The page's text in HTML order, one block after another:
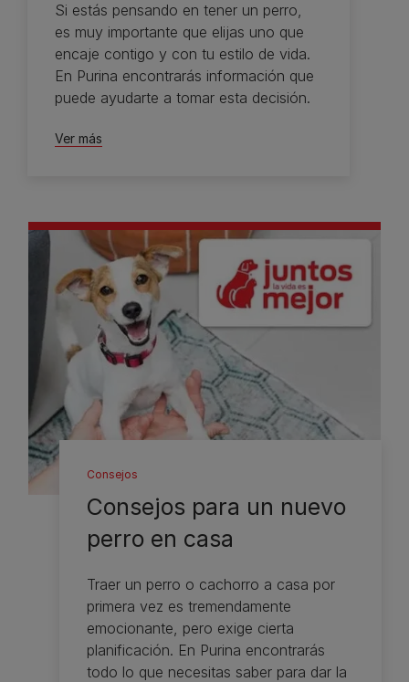
Si estás pensando en tener un perro,
es muy importante que elijas uno que
encaje contigo y con tu estilo de vida.
En Purina encontrarás información que
puede ayudarte a tomar esta decisión.
Ver más
Consejos
Consejos para un nuevo
perro en casa
Traer un perro o cachorro a casa por
primera vez es tremendamente
emocionante, pero exige cierta
planificación. En Purina encontrarás
todo lo que necesitas saber para dar la